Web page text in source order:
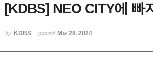
[KDBS] NEO CITY에 빠
by KDBS posted May 28, 2024